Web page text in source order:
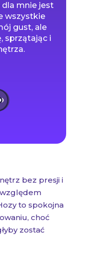
bez presji i
to spokojna
2026
54,99 zł